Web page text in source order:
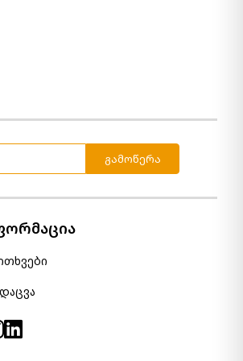
₾
Porter ქუინ
₾
₾
APK-B697-QSB
გამოწერა